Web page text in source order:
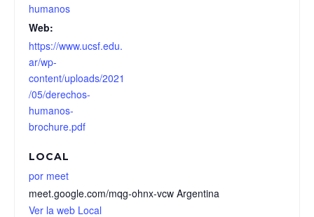
humanos
Web:
https://www.ucsf.edu.
ar/wp-
content/uploads/2021
/05/derechos-
humanos-
brochure.pdf
LOCAL
por meet
meet.google.com/mqg-ohnx-vcw Argentina
Ver la web Local